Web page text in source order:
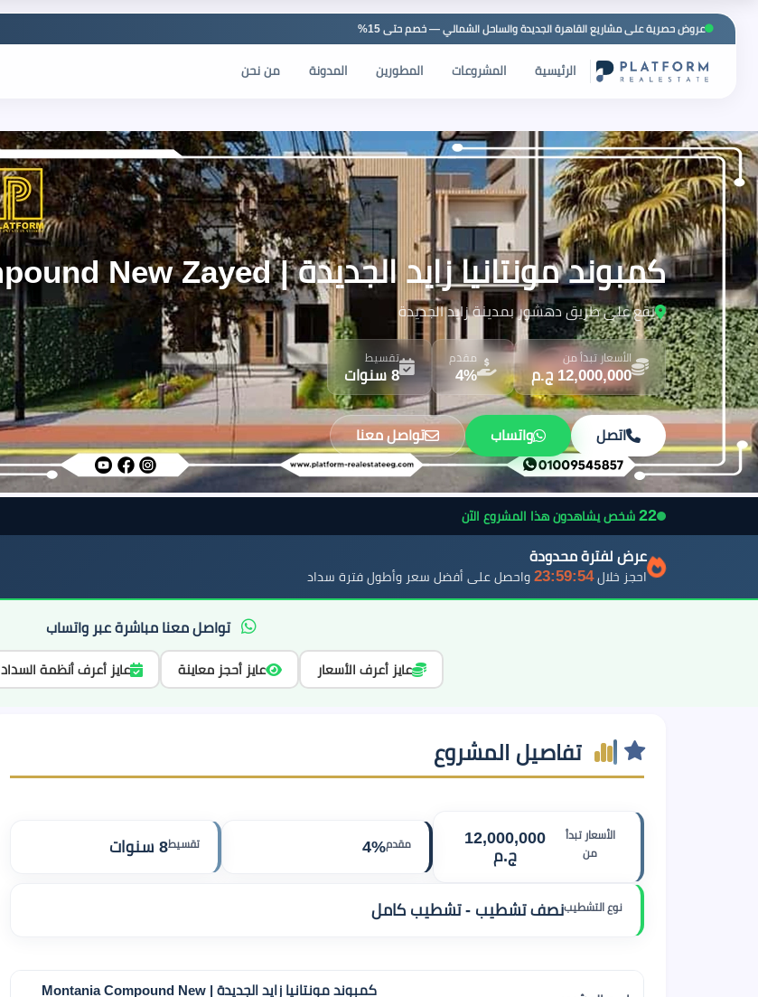
عروض حصرية على مشاريع القاهرة الجديدة والساحل الشمالي — خصم حتى 15%
الرئيسية المشروعات المطورين المدونة من نحن
كمبوند مونتانيا زايد الجديدة | Montania Compound New Zayed
يقع على طريق دهشور بمدينة زايد الجديدة
الأسعار تبدأ من
12,000,000 ج.م
مقدم
4%
تقسيط
8 سنوات
اتصل واتساب تواصل معنا
22 شخص يشاهدون هذا المشروع الآن
عرض لفترة محدودة
احجز خلال23:59:52 واحصل على أفضل سعر وأطول فترة سداد
تواصل معنا مباشرة عبر واتساب
عايز أعرف الأسعار عايز أحجز معاينة عايز أعرف أنظمة السداد
تفاصيل المشروع
الأسعار تبدأ
من
12,000,000
ج.م
مقدم4% تقسيط8 سنوات
نوع التشطيبنصف تشطيب - تشطيب كامل
كمبوند مونتانيا زايد الجديدة | Montania Compound New